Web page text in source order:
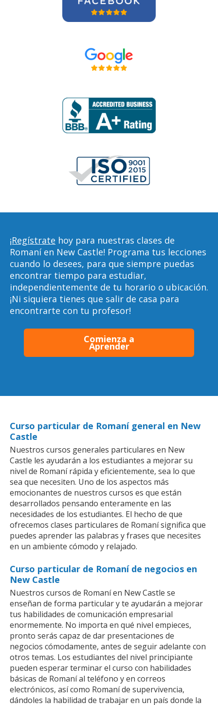
¡Regístrate hoy para nuestras clases de
Romaní en New Castle! Programa tus lecciones
cuando lo desees, para que siempre puedas
encontrar tiempo para estudiar,
independientemente de tu horario o ubicación.
¡Ni siquiera tienes que salir de casa para
encontrarte con tu profesor!
Comienza a
Aprender
Curso particular de Romaní general en New
Castle
Nuestros cursos generales particulares en New
Castle les ayudarán a los estudiantes a mejorar su
nivel de Romaní rápida y eficientemente, sea lo que
sea que necesiten. Uno de los aspectos más
emocionantes de nuestros cursos es que están
desarrollados pensando enteramente en las
necesidades de los estudiantes. El hecho de que
ofrecemos clases particulares de Romaní significa que
puedes aprender las palabras y frases que necesites
en un ambiente cómodo y relajado.
Curso particular de Romaní de negocios en
New Castle
Nuestros cursos de Romaní en New Castle se
enseñan de forma particular y te ayudarán a mejorar
tus habilidades de comunicación empresarial
enormemente. No importa en qué nivel empieces,
pronto serás capaz de dar presentaciones de
negocios cómodamente, antes de seguir adelante con
otros temas. Los estudiantes del nivel principiante
pueden esperar terminar el curso con habilidades
básicas de Romaní al teléfono y en correos
electrónicos, así como Romaní de supervivencia,
dándoles la habilidad de trabajar en un país donde la